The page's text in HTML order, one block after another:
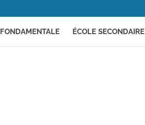
FONDAMENTALE ÉCOLE SECONDAIRE